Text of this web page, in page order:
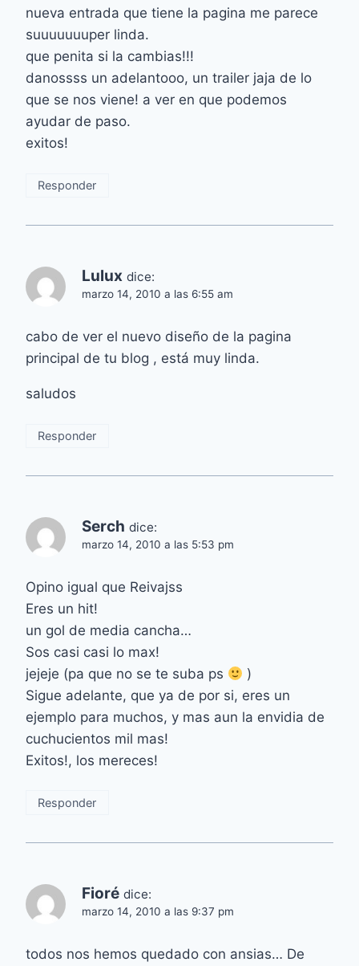
nueva entrada que tiene la pagina me parece
suuuuuuuper linda.
que penita si la cambias!!!
danossss un adelantooo, un trailer jaja de lo
que se nos viene! a ver en que podemos
ayudar de paso.
exitos!
Responder
Lulux dice:
marzo 14, 2010 a las 6:55 am
cabo de ver el nuevo diseño de la pagina
principal de tu blog , está muy linda.
saludos
Responder
Serch dice:
marzo 14, 2010 a las 5:53 pm
Opino igual que Reivajss
Eres un hit!
un gol de media cancha…
Sos casi casi lo max!
jejeje (pa que no se te suba ps
)
Sigue adelante, que ya de por si, eres un
ejemplo para muchos, y mas aun la envidia de
cuchucientos mil mas!
Exitos!, los mereces!
Responder
Fioré dice:
marzo 14, 2010 a las 9:37 pm
todos nos hemos quedado con ansias… De